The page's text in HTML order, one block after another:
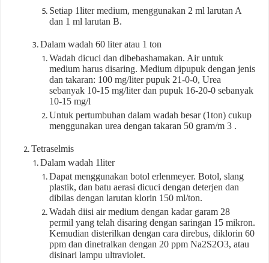
Setiap 1liter medium, menggunakan 2 ml larutan A
dan 1 ml larutan B.
Dalam wadah 60 liter atau 1 ton
Wadah dicuci dan dibebashamakan. Air untuk
medium harus disaring. Medium dipupuk dengan jenis
dan takaran: 100 mg/liter pupuk 21-0-0, Urea
sebanyak 10-15 mg/liter dan pupuk 16-20-0 sebanyak
10-15 mg/l
Untuk pertumbuhan dalam wadah besar (1ton) cukup
menggunakan urea dengan takaran 50 gram/m 3 .
Tetraselmis
Dalam wadah 1liter
Dapat menggunakan botol erlenmeyer. Botol, slang
plastik, dan batu aerasi dicuci dengan deterjen dan
dibilas dengan larutan klorin 150 ml/ton.
Wadah diisi air medium dengan kadar garam 28
permil yang telah disaring dengan saringan 15 mikron.
Kemudian disterilkan dengan cara direbus, diklorin 60
ppm dan dinetralkan dengan 20 ppm Na2S2O3, atau
disinari lampu ultraviolet.